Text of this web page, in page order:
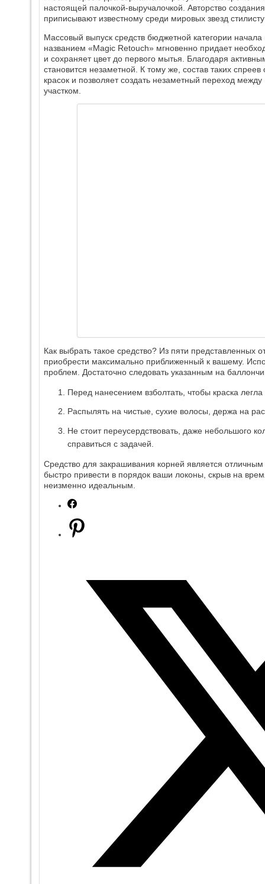
настоящей палочкой-выручалочкой. Авторство
приписывают известному среди мировых звезд
Массовый выпуск средств бюджетной категории
названием «Magic Retouch» мгновенно придает
и сохраняет цвет до первого мытья. Благодаря
становится незаметной. К тому же, состав таких
красок и позволяет создать незаметный переход
участком.
Как выбрать такое средство? Из пяти представленных
приобрести максимально приближенный к вашему.
проблем. Достаточно следовать указанным на
Перед нанесением взболтать, чтобы краска
Распылять на чистые, сухие волосы, держа на
Не стоит переусердствовать, даже небольшого
справиться с задачей.
Средство для закрашивания корней является
быстро привести в порядок ваши локоны, скрыв на
неизменно идеальным.